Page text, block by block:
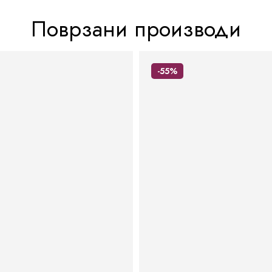
Поврзани производи
-55%